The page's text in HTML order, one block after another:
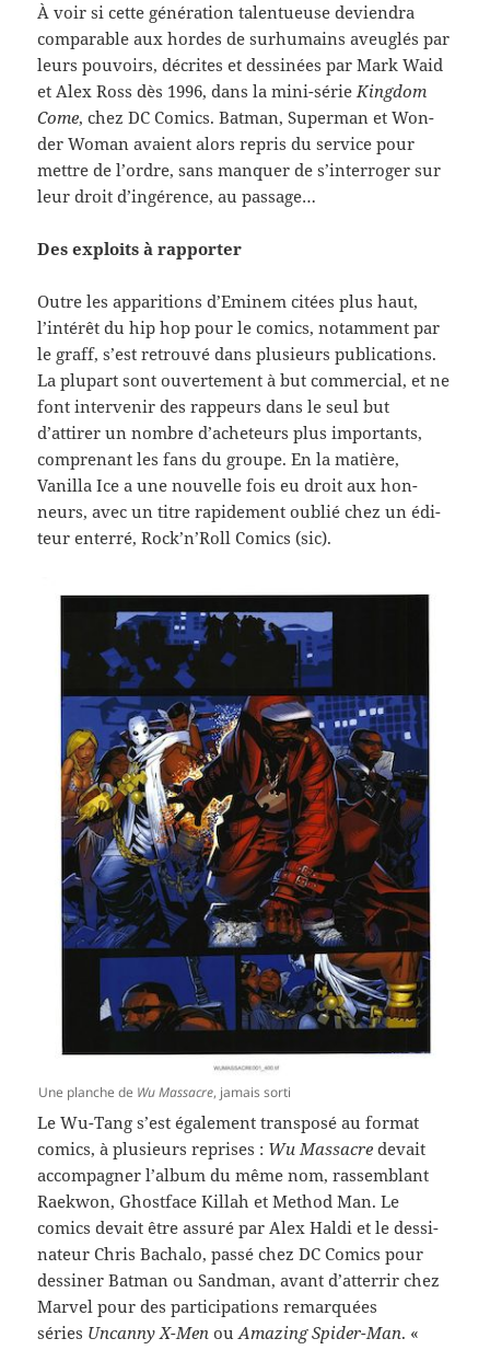
À voir si cette généra­tion tal­entueuse devien­dra
com­pa­ra­ble aux hordes de surhu­mains aveuglés par
leurs pou­voirs, décrites et dess­inées par Mark Waid
et Alex Ross dès 1996, dans la mini-​sérieKing­dom
Come, chez DC Comics. Bat­man, Super­man et Won­
der Woman avaient alors repris du ser­vice pour
met­tre de l’ordre, sans man­quer de s’interroger sur
leur droit d’ingérence, au passage…
Des exploits à rapporter
Outre les appari­tions d’Eminem citées plus haut,
l’intérêt du hip hop pour le comics, notam­ment par
le graff, s’est retrouvé dans plusieurs pub­li­ca­tions.
La plu­part sont ouverte­ment à but com­mer­cial, et ne
font inter­venir des rappeurs dans le seul but
d’attirer un nom­bre d’acheteurs plus impor­tants,
com­prenant les fans du groupe. En la matière,
Vanilla Ice a une nou­velle fois eu droit aux hon­
neurs, avec un titre rapi­de­ment oublié chez un édi­
teur enterré, Rock’n’Roll Comics (sic).
Une planche de Wu Mas­sacre, jamais sorti
Le Wu-​Tang s’est égale­ment trans­posé au for­mat
comics, à plusieurs reprises : Wu Mas­sacre devait
accom­pa­g­ner l’album du même nom, rassem­blant
Raek­won, Ghost­face Kil­lah et Method Man. Le
comics devait être assuré par Alex Haldi et le dessi­
na­teur Chris Bachalo, passé chez DC Comics pour
dessiner Bat­man ou Sand­man, avant d’atterrir chez
Mar­vel pour des par­tic­i­pa­tions remar­quées
séries Uncanny X-​Men ouAmaz­ing Spider-​Man. «